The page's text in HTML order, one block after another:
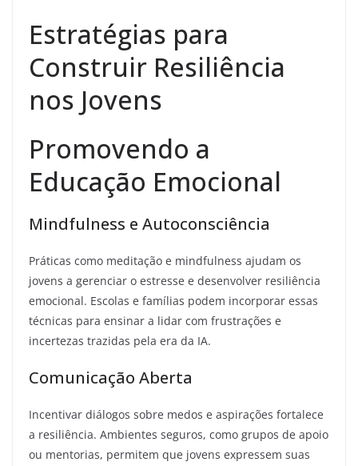
Estratégias para
Construir Resiliência
nos Jovens
Promovendo a
Educação Emocional
Mindfulness e Autoconsciência
Práticas como meditação e mindfulness ajudam os
jovens a gerenciar o estresse e desenvolver resiliência
emocional. Escolas e famílias podem incorporar essas
técnicas para ensinar a lidar com frustrações e
incertezas trazidas pela era da IA.
Comunicação Aberta
Incentivar diálogos sobre medos e aspirações fortalece
a resiliência. Ambientes seguros, como grupos de apoio
ou mentorias, permitem que jovens expressem suas